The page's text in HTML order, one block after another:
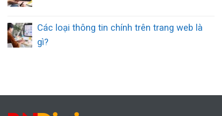
Các loại thông tin chính trên trang web là
gì?